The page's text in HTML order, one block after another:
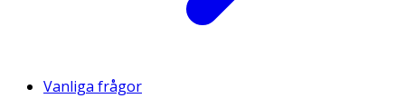
Vanliga frågor